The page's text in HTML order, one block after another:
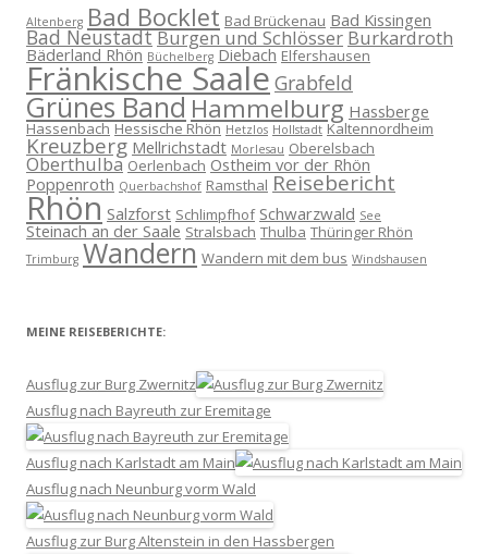
Altenberg Bad Bocklet Bad Brückenau Bad Kissingen
Bad NeustadtBurgen und Schlösser Burkardroth
Bäderland Rhön Büchelberg Diebach Elfershausen
Fränkische Saale Grabfeld
Grünes BandHammelburg Hassberge
Hassenbach Hessische Rhön Hetzlos Hollstadt Kaltennordheim
Kreuzberg Mellrichstadt Morlesau Oberelsbach
Oberthulba Oerlenbach Ostheim vor der Rhön
Poppenroth Querbachshof Ramsthal Reisebericht
Rhön Salzforst Schlimpfhof Schwarzwald See
Steinach an der Saale Stralsbach Thulba Thüringer Rhön
Trimburg Wandern Wandern mit dem bus Windshausen
MEINE REISEBERICHTE:
Ausflug zur Burg Zwernitz
Ausflug nach Bayreuth zur Eremitage
Ausflug nach Karlstadt am Main
Ausflug nach Neunburg vorm Wald
Ausflug zur Burg Altenstein in den Hassbergen